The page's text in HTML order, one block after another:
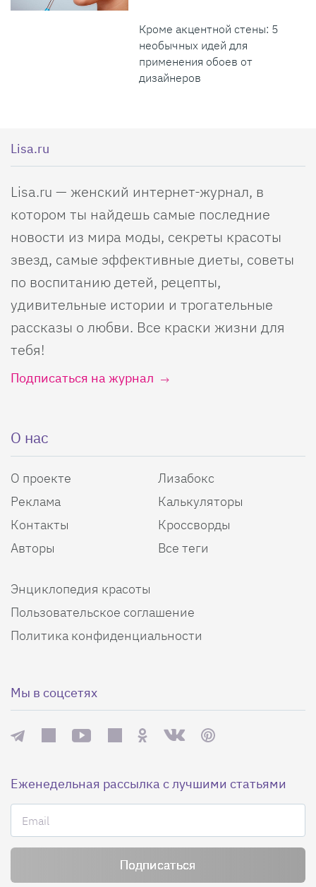
Кроме акцентной стены: 5
необычных идей для
применения обоев от
дизайнеров
Lisa.ru
Lisa.ru — женский интернет-журнал, в
котором ты найдешь самые последние
новости из мира моды, секреты красоты
звезд, самые эффективные диеты, советы
по воспитанию детей, рецепты,
удивительные истории и трогательные
рассказы о любви. Все краски жизни для
тебя!
Подписаться на журнал
О нас
О проекте
Реклама
Контакты
Авторы
Лизабокс
Калькуляторы
Кроссворды
Все теги
Энциклопедия красоты
Пользовательское соглашение
Политика конфиденциальности
Мы в соцсетях
Еженедельная рассылка с лучшими статьями